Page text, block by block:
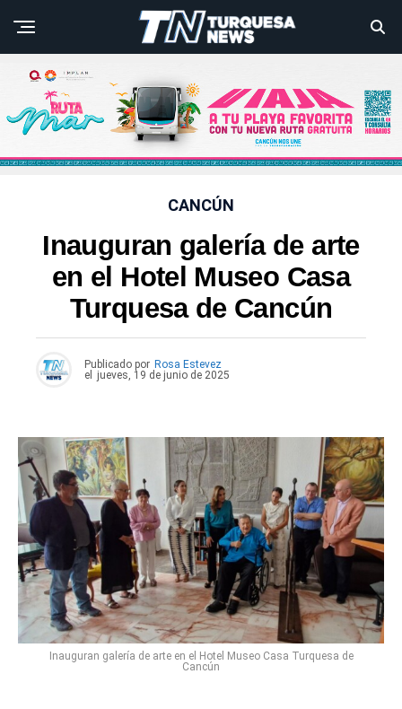
CANCÚN
Inauguran galería de arte
en el Hotel Museo Casa
Turquesa de Cancún
Publicado por Rosa Estevez
el
jueves, 19 de junio de 2025
Inauguran galería de arte en el Hotel Museo Casa Turquesa de
Cancún